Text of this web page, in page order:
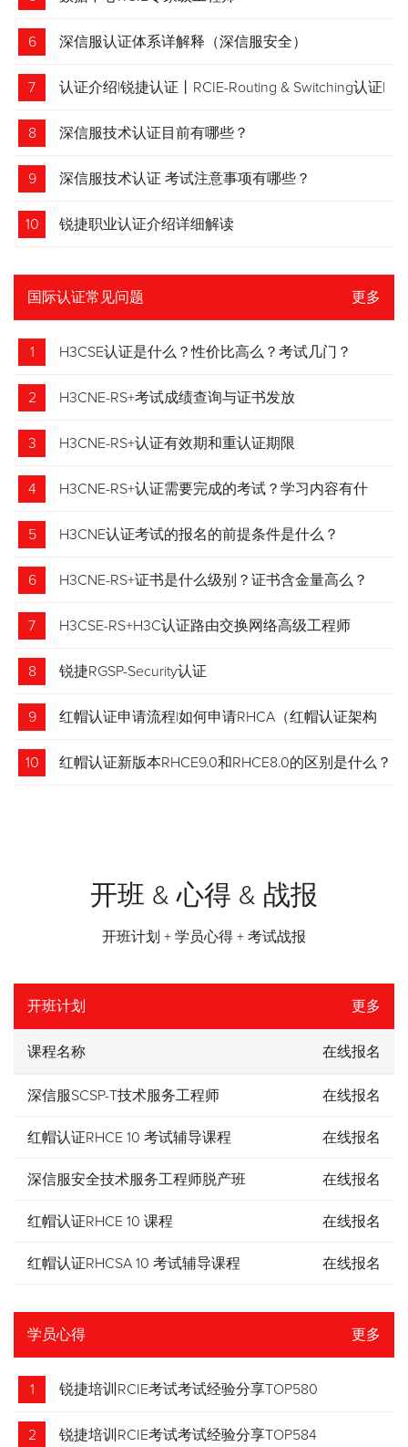
6 深信服认证体系详解释（深信服安全）
7 认证介绍|锐捷认证丨RCIE-Routing & Switching认证|
专家级网络工程师
8 深信服技术认证目前有哪些？
9 深信服技术认证 考试注意事项有哪些？
10 锐捷职业认证介绍详细解读
国际认证常见问题 更多
1 H3CSE认证是什么？性价比高么？考试几门？
2 H3CNE-RS+考试成绩查询与证书发放
3 H3CNE-RS+认证有效期和重认证期限
4 H3CNE-RS+认证需要完成的考试？学习内容有什
么？
5 H3CNE认证考试的报名的前提条件是什么？
6 H3CNE-RS+证书是什么级别？证书含金量高么？
7 H3CSE-RS+H3C认证路由交换网络高级工程师
8 锐捷RGSP-Security认证
9 红帽认证申请流程|如何申请RHCA（红帽认证架构
师）证书？申请步骤请收藏！
10 红帽认证新版本RHCE9.0和RHCE8.0的区别是什么？
开班 & 心得 & 战报
开班计划 + 学员心得 + 考试战报
开班计划 更多
课程名称 在线报名
深信服SCSP-T技术服务工程师 在线报名
红帽认证RHCE 10 考试辅导课程 在线报名
深信服安全技术服务工程师脱产班 在线报名
红帽认证RHCE 10 课程 在线报名
红帽认证RHCSA 10 考试辅导课程 在线报名
学员心得 更多
1 锐捷培训RCIE考试考试经验分享TOP580
2 锐捷培训RCIE考试考试经验分享TOP584